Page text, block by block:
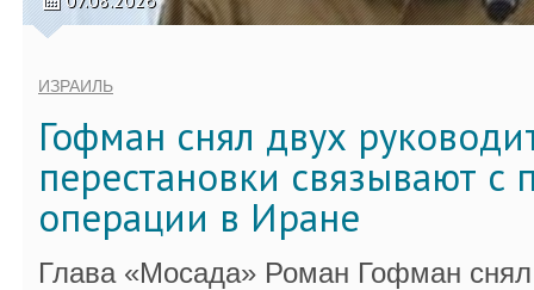
ИЗРАИЛЬ
Гофман снял двух
перестановки связывают с
операции в Иране
Глава «Мосада» Роман Гофман снял